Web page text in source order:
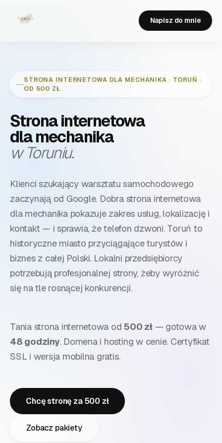
Napisz do mnie
STRONA INTERNETOWA DLA MECHANIKA · TORUŃ ·
OD 500 ZŁ
Strona internetowa
dlamechanika
w Toruniu.
Klienci szukający warsztatu samochodowego
zaczynają od Google. Dobra strona internetowa
dla mechanika pokazuje zakres usług, lokalizację i
kontakt — i sprawia, że telefon dzwoni. Toruń to
historyczne miasto przyciągające turystów i
biznes z całej Polski. Lokalni przedsiębiorcy
potrzebują profesjonalnej strony, żeby wyróżnić
się na tle rosnącej konkurencji.
Tania strona internetowa od500 zł— gotowa w
48 godziny. Domena i hosting w cenie. Certyfikat
SSL i wersja mobilna gratis.
Chcę stronę za 500 zł
Zobacz pakiety